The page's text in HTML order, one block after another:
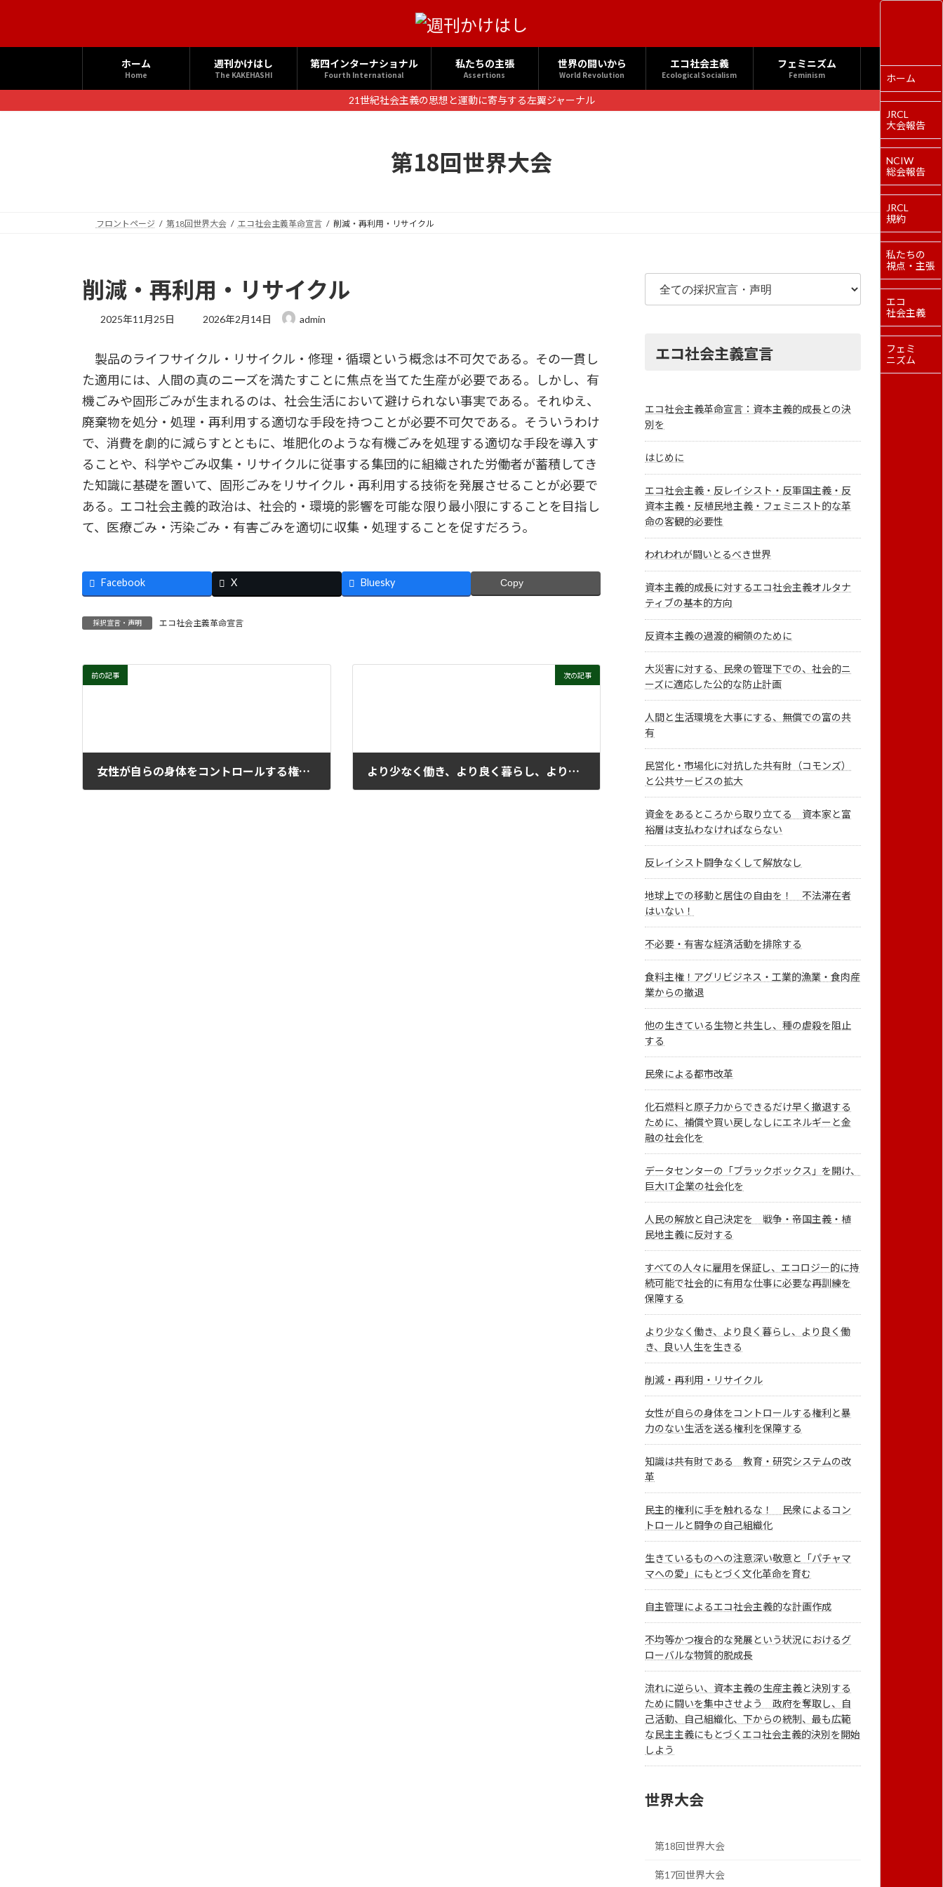
へ
ス
ョ
ン
ホーム
Home
週刊かけはし
The KAKEHASHI
第四インターナショナル
Fourth International
私たちの主張
Assertions
世界の闘いから
World Revolution
エコ社会主義
Ecological Socialism
フェミニズム
Feminism
21世紀社会主義の思想と運動に寄与する左翼ジャーナル
第18回世界大会
フロントページ 第18回世界大会 エコ社会主義革命宣言 削減・再利用・リサイクル
削減・再利用・リサイクル
2025年11月25日
最
新
日
時
:
2026年2月14日 admin
製品のライフサイクル・リサイクル・修理・循環という概念は不可欠である。その一貫し
た適用には、人間の真のニーズを満たすことに焦点を当てた生産が必要である。しかし、有
機ごみや固形ごみが生まれるのは、社会生活において避けられない事実である。それゆえ、
廃棄物を処分・処理・再利用する適切な手段を持つことが必要不可欠である。そういうわけ
で、消費を劇的に減らすとともに、堆肥化のような有機ごみを処理する適切な手段を導入す
ることや、科学やごみ収集・リサイクルに従事する集団的に組織された労働者が蓄積してき
た知識に基礎を置いて、固形ごみをリサイクル・再利用する技術を発展させることが必要で
ある。エコ社会主義的政治は、社会的・環境的影響を可能な限り最小限にすることを目指し
て、医療ごみ・汚染ごみ・有害ごみを適切に収集・処理することを促すだろう。
Facebook X Bluesky Copy
採択宣言・声明 エコ社会主義革命宣言
前の記事
女性が自らの身体をコントロールする権利と暴力のない生活を送る権利を保障する
次の記事
より少なく働き、より良く暮らし、より良く働き、良い人生を生きる
エコ社会主義宣言
エコ社会主義革命宣言：資本主義的成長との決
別を
はじめに
エコ社会主義・反レイシスト・反軍国主義・反
資本主義・反植民地主義・フェミニスト的な革
命の客観的必要性
われわれが闘いとるべき世界
資本主義的成長に対するエコ社会主義オルタナ
ティブの基本的方向
反資本主義の過渡的綱領のために
大災害に対する、民衆の管理下での、社会的ニ
ーズに適応した公的な防止計画
人間と生活環境を大事にする、無償での富の共
有
民営化・市場化に対抗した共有財（コモンズ）
と公共サービスの拡大
資金をあるところから取り立てる 資本家と富
裕層は支払わなければならない
反レイシスト闘争なくして解放なし
地球上での移動と居住の自由を！ 不法滞在者
はいない！
不必要・有害な経済活動を排除する
食料主権！アグリビジネス・工業的漁業・食肉産
業からの撤退
他の生きている生物と共生し、種の虐殺を阻止
する
民衆による都市改革
化石燃料と原子力からできるだけ早く撤退する
ために、補償や買い戻しなしにエネルギーと金
融の社会化を
データセンターの「ブラックボックス」を開け、
巨大IT企業の社会化を
人民の解放と自己決定を 戦争・帝国主義・植
民地主義に反対する
すべての人々に雇用を保証し、エコロジー的に持
続可能で社会的に有用な仕事に必要な再訓練を
保障する
より少なく働き、より良く暮らし、より良く働
き、良い人生を生きる
削減・再利用・リサイクル
女性が自らの身体をコントロールする権利と暴
力のない生活を送る権利を保障する
知識は共有財である 教育・研究システムの改
革
民主的権利に手を触れるな！ 民衆によるコン
トロールと闘争の自己組織化
生きているものへの注意深い敬意と「パチャマ
マへの愛」にもとづく文化革命を育む
自主管理によるエコ社会主義的な計画作成
不均等かつ複合的な発展という状況におけるグ
ローバルな物質的脱成長
流れに逆らい、資本主義の生産主義と決別する
ために闘いを集中させよう 政府を奪取し、自
己活動、自己組織化、下からの統制、最も広範
な民主主義にもとづくエコ社会主義的決別を開始
しよう
世界大会
第18回世界大会
第17回世界大会
ホーム
JRCL
大会報告
NCIW
総会報告
JRCL
規約
私たちの
視点・主張
エコ
社会主義
フェミ
ニズム